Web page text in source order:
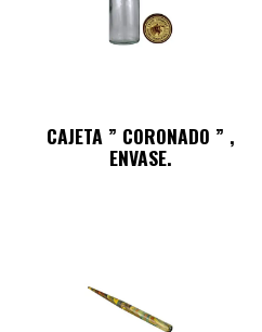
CAJETA ” CORONADO ” ,
ENVASE.